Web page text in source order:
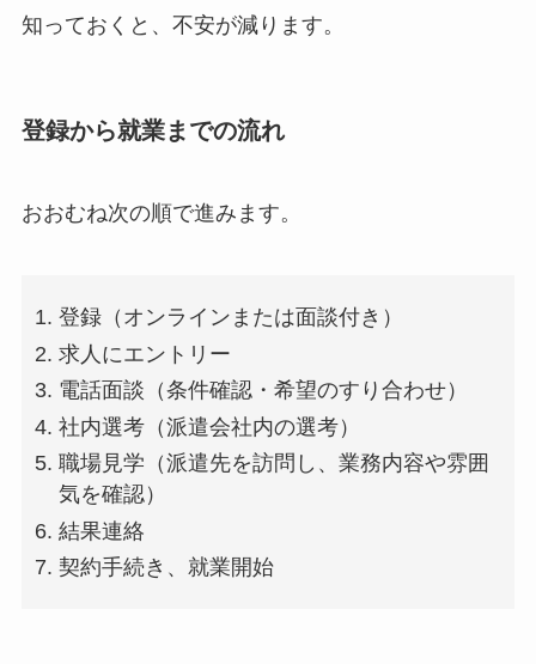
知っておくと、不安が減ります。
登録から就業までの流れ
おおむね次の順で進みます。
登録（オンラインまたは面談付き）
求人にエントリー
電話面談（条件確認・希望のすり合わせ）
社内選考（派遣会社内の選考）
職場見学（派遣先を訪問し、業務内容や雰囲
気を確認）
結果連絡
契約手続き、就業開始